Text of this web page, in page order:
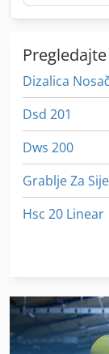
Dsd 201
Dws 200
Grablje Za
Hsc 20 Linear
Iz Pijeska
Mašina Za
Mašini Za